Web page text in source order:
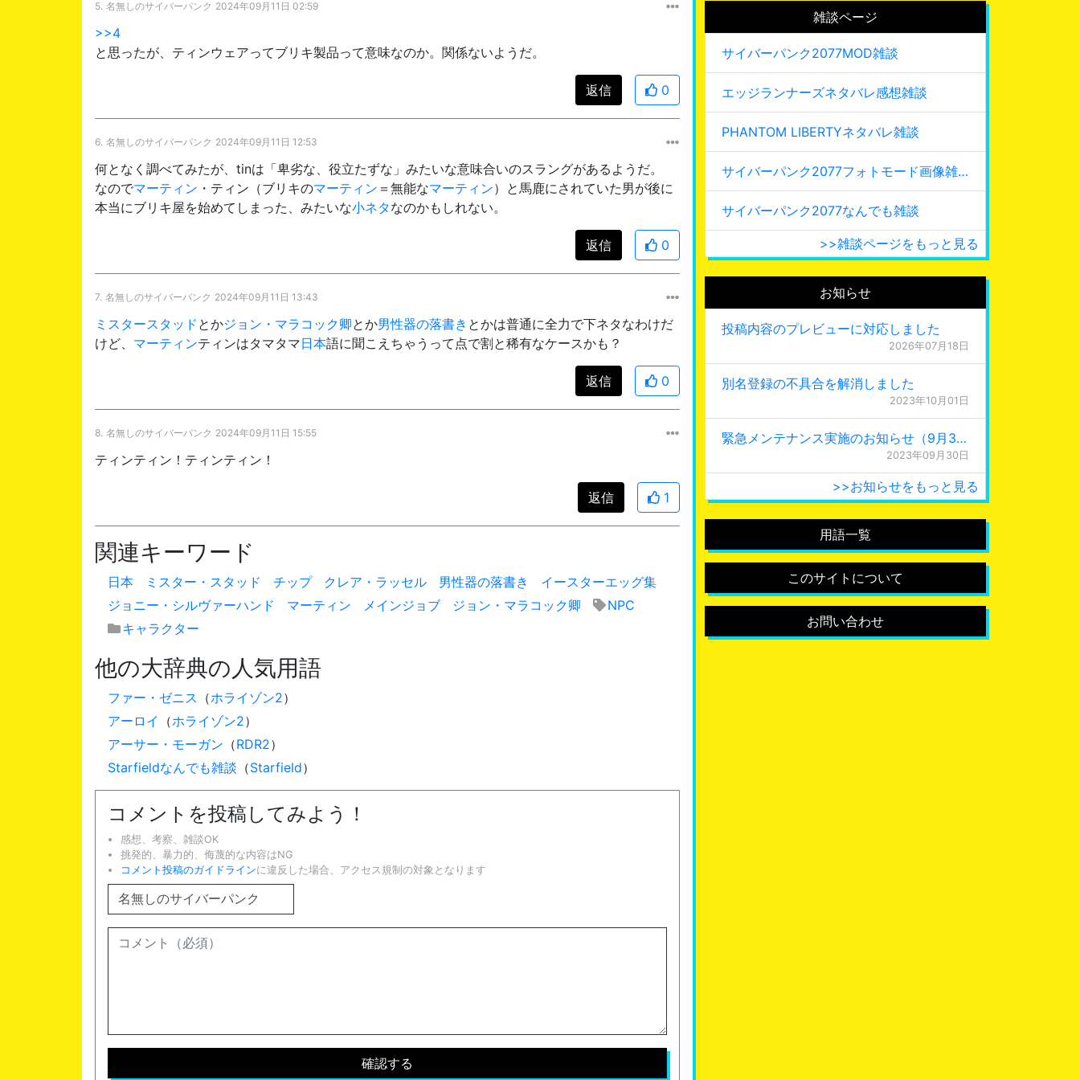
5. 名無しのサイバーパンク 2024年09月11日 02:59
>>4
と思ったが、ティンウェアってブリキ製品って意味なのか。関係ないようだ。
返信 0
6. 名無しのサイバーパンク 2024年09月11日 12:53
何となく調べてみたが、tinは「卑劣な、役立たずな」みたいな意味合いのスラングがあるようだ。
なのでマーティン ・ティン（ブリキのマーティン ＝無能なマーティン）と馬鹿にされていた男が後に
本当にブリキ屋を始めてしまった、みたいな小ネタなのかもしれない。
返信 0
7. 名無しのサイバーパンク 2024年09月11日 13:43
ミスタースタッド とかジョン・マラコック卿とか男性器の落書き とかは普通に全力で下ネタなわけだ
けど、 マーティンティンはタマタマ日本語に聞こえちゃうって点で割と稀有なケースかも？
返信 0
8. 名無しのサイバーパンク 2024年09月11日 15:55
ティンティン！ティンティン！
返信 1
関連キーワード
日本 ミスター・スタッド チップ クレア・ラッセル 男性器の落書き
イースターエッグ集
ジョニー・シルヴァーハンド
マーティン メインジョブ ジョン・マラコック卿
NPC
キャラクター
他の大辞典の人気用語
ファー・ゼニス （ホライゾン2）
アーロイ
（ホライゾン2）
アーサー・モーガン （RDR2）
Starfieldなんでも雑談 （Starfield）
コメントを投稿してみよう！
感想、考察、雑談OK
挑発的、暴力的、侮蔑的な内容はNG
コメント投稿のガイドラインに違反した場合、アクセス規制の対象となります
雑談ページ
サイバーパンク2077MOD雑談
エッジランナーズネタバレ感想雑談
PHANTOM LIBERTYネタバレ雑談
サイバーパンク2077フォトモード画像雑談
サイバーパンク2077なんでも雑談
>>雑談ページをもっと見る
お知らせ
投稿内容のプレビューに対応しました
2026年07月18日
別名登録の不具合を解消しました
2023年10月01日
緊急メンテナンス実施のお知らせ（9月30日 0:15更新）
2023年09月30日
>>お知らせをもっと見る
用語一覧
このサイトについて
お問い合わせ